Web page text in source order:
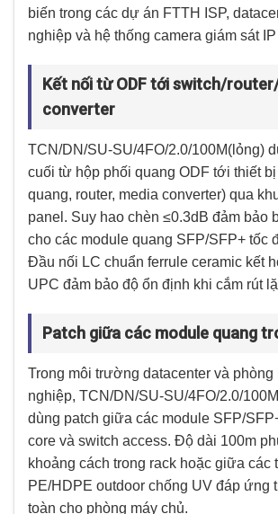
biến trong các dự án FTTH ISP,
nghiệp và hệ thống camera giám sát
Kết nối từ ODF tới switch/
converter
TCN/DN/SU-SU/4FO/2.0/100M(lỏng)
cuối từ hộp phối quang ODF tới thiết
quang, router, media converter) qua
panel. Suy hao chèn ≤0.3dB đảm bảo
cho các module quang SFP/SFP+ tốc
Đầu nối LC chuẩn ferrule ceramic kết
UPC đảm bảo độ ổn định khi cắm rút
Patch giữa các module quang
Trong môi trường datacenter và phòng
nghiệp, TCN/DN/SU-SU/4FO/2.0/
dùng patch giữa các module SFP/
core và switch access. Độ dài 100m
khoảng cách trong rack hoặc giữa các
PE/HDPE outdoor chống UV đáp ứng
toàn cho phòng máy chủ.